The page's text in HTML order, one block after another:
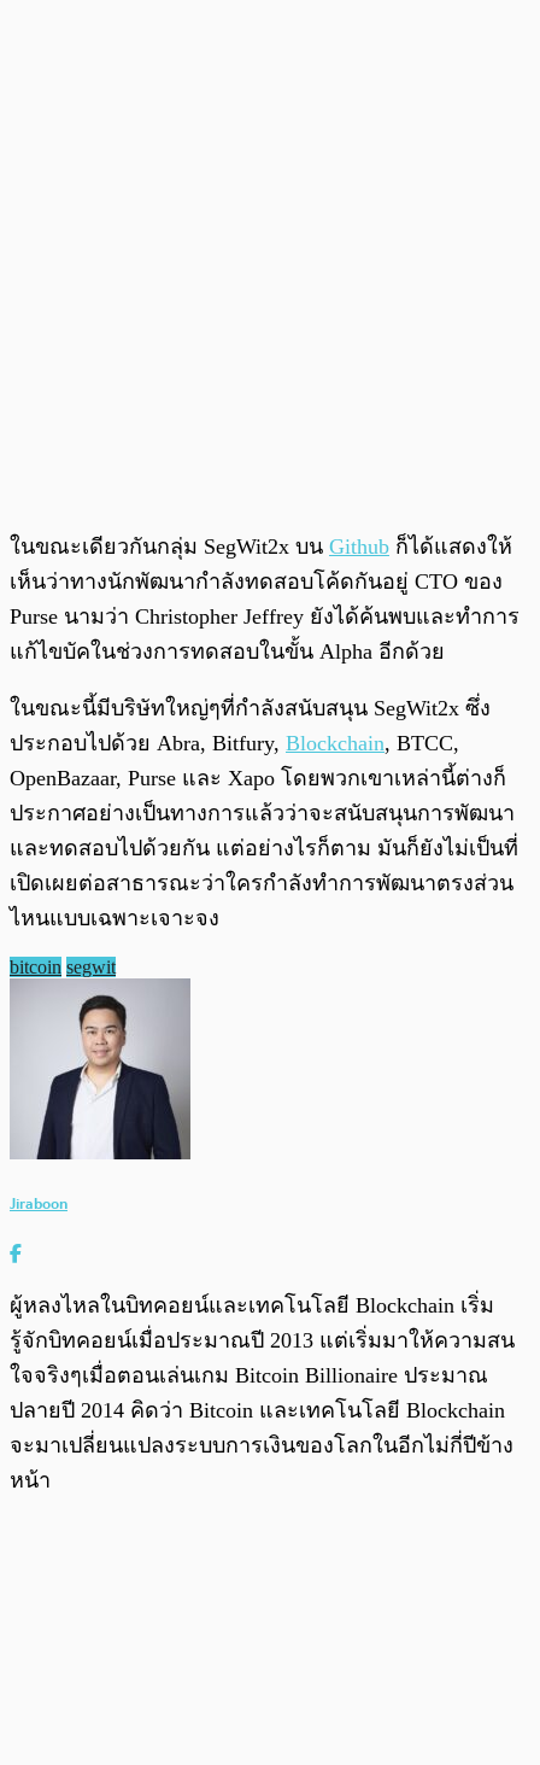
ในขณะเดียวกันกลุ่ม SegWit2x บน Github ก็ได้แสดงให้
เห็นว่าทางนักพัฒนากำลังทดสอบโค้ดกันอยู่ CTO ของ
Purse นามว่า Christopher Jeffrey ยังได้ค้นพบและทำการ
แก้ไขบัคในช่วงการทดสอบในขั้น Alpha อีกด้วย
ในขณะนี้มีบริษัทใหญ่ๆที่กำลังสนับสนุน SegWit2x ซึ่ง
ประกอบไปด้วย Abra, Bitfury, Blockchain, BTCC,
OpenBazaar, Purse และ Xapo โดยพวกเขาเหล่านี้ต่างก็
ประกาศอย่างเป็นทางการแล้วว่าจะสนับสนุนการพัฒนา
และทดสอบไปด้วยกัน แต่อย่างไรก็ตาม มันก็ยังไม่เป็นที่
เปิดเผยต่อสาธารณะว่าใครกำลังทำการพัฒนาตรงส่วน
ไหนแบบเฉพาะเจาะจง
bitcoin segwit
Jiraboon
ผู้หลงไหลในบิทคอยน์และเทคโนโลยี Blockchain เริ่ม
รู้จักบิทคอยน์เมื่อประมาณปี 2013 แต่เริ่มมาให้ความสน
ใจจริงๆเมื่อตอนเล่นเกม Bitcoin Billionaire ประมาณ
ปลายปี 2014 คิดว่า Bitcoin และเทคโนโลยี Blockchain
จะมาเปลี่ยนแปลงระบบการเงินของโลกในอีกไม่กี่ปีข้าง
หน้า